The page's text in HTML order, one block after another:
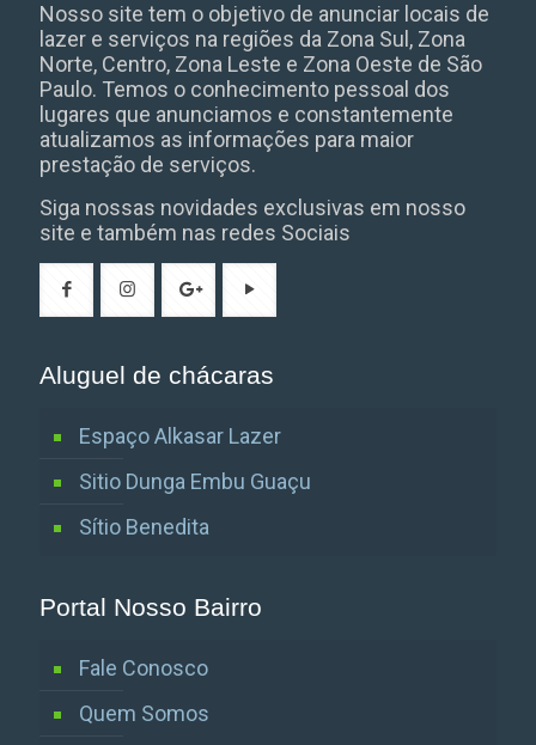
Nosso site tem o objetivo de anunciar locais de
lazer e serviços na regiões da Zona Sul, Zona
Norte, Centro, Zona Leste e Zona Oeste de São
Paulo. Temos o conhecimento pessoal dos
lugares que anunciamos e constantemente
atualizamos as informações para maior
prestação de serviços.
Siga nossas novidades exclusivas em nosso
site e também nas redes Sociais
Aluguel de chácaras
Espaço Alkasar Lazer
Sitio Dunga Embu Guaçu
Sítio Benedita
Portal Nosso Bairro
Fale Conosco
Quem Somos